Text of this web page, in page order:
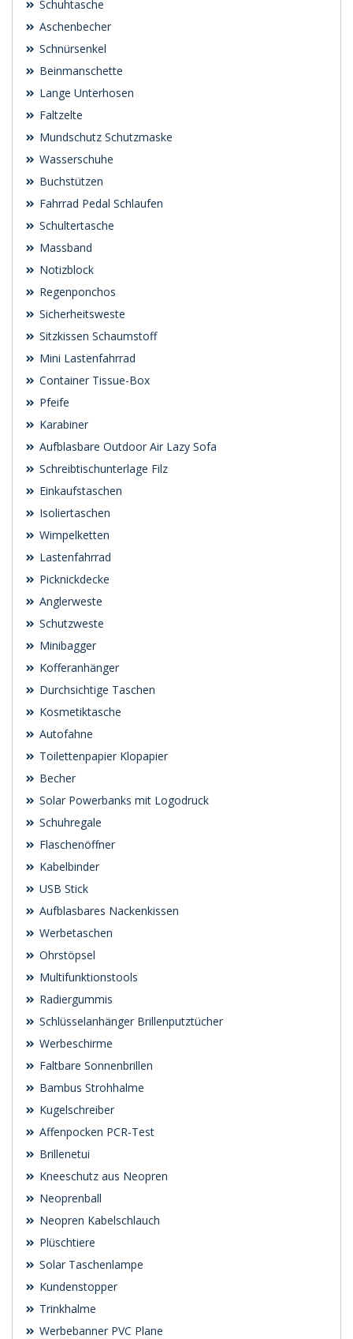
Schuhtasche
Aschenbecher
Schnürsenkel
Beinmanschette
Lange Unterhosen
Faltzelte
Mundschutz Schutzmaske
Wasserschuhe
Buchstützen
Fahrrad Pedal Schlaufen
Schultertasche
Massband
Notizblock
Regenponchos
Sicherheitsweste
Sitzkissen Schaumstoff
Mini Lastenfahrrad
Container Tissue-Box
Pfeife
Karabiner
Aufblasbare Outdoor Air Lazy Sofa
Schreibtischunterlage Filz
Einkaufstaschen
Isoliertaschen
Wimpelketten
Lastenfahrrad
Picknickdecke
Anglerweste
Schutzweste
Minibagger
Kofferanhänger
Durchsichtige Taschen
Kosmetiktasche
Autofahne
Toilettenpapier Klopapier
Becher
Solar Powerbanks mit Logodruck
Schuhregale
Flaschenöffner
Kabelbinder
USB Stick
Aufblasbares Nackenkissen
Werbetaschen
Ohrstöpsel
Multifunktionstools
Radiergummis
Schlüsselanhänger Brillenputztücher
Werbeschirme
Faltbare Sonnenbrillen
Bambus Strohhalme
Kugelschreiber
Affenpocken PCR-Test
Brillenetui
Kneeschutz aus Neopren
Neoprenball
Neopren Kabelschlauch
Plüschtiere
Solar Taschenlampe
Kundenstopper
Trinkhalme
Werbebanner PVC Plane